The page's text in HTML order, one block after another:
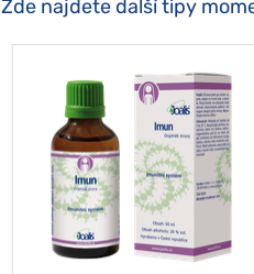
Zde najdete další tipy